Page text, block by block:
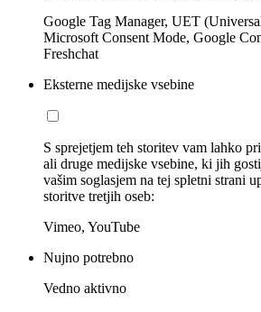
Google Tag Manager, UET
Microsoft Consent Mode, Google
Freshchat
Eksterne medijske vsebine
S sprejetjem teh storitev vam lahko
ali druge medijske vsebine, ki jih
vašim soglasjem na tej spletni strani
storitve tretjih oseb:
Vimeo, YouTube
Nujno potrebno
Vedno aktivno